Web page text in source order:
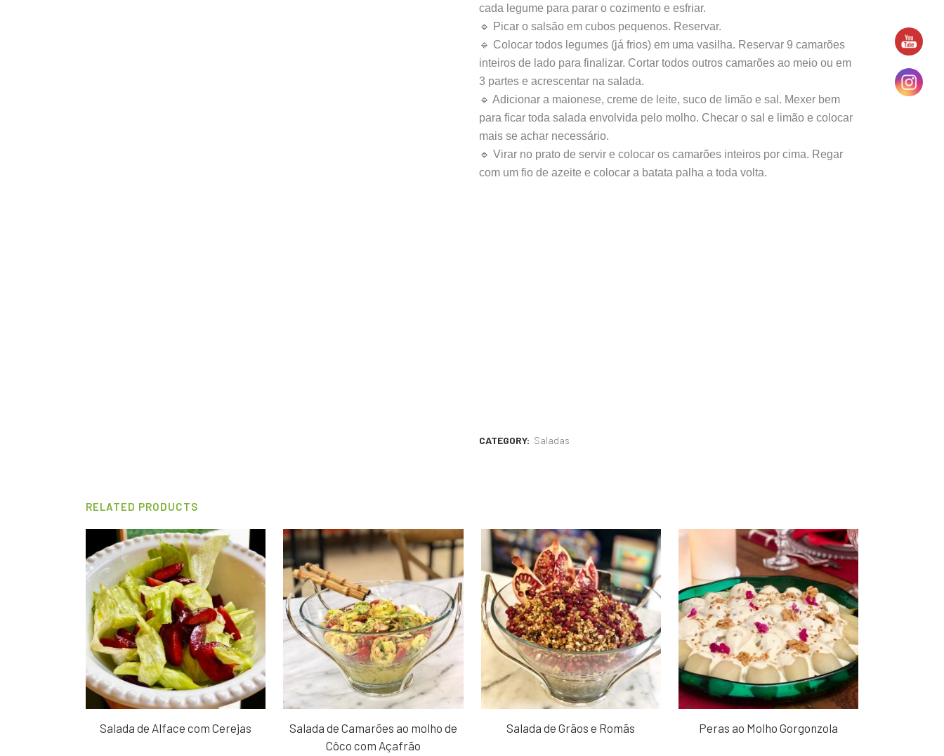
cada legume para parar o cozimento e esfriar.
🔹 Picar o salsão em cubos pequenos. Reservar.
🔹 Colocar todos legumes (já frios) em uma vasilha. Reservar 9 camarões
inteiros de lado para finalizar. Cortar todos outros camarões ao meio ou em
3 partes e acrescentar na salada.
🔹 Adicionar a maionese, creme de leite, suco de limão e sal. Mexer bem
para ficar toda salada envolvida pelo molho. Checar o sal e limão e colocar
mais se achar necessário.
🔹 Virar no prato de servir e colocar os camarões inteiros por cima. Regar
com um fio de azeite e colocar a batata palha a toda volta.
CATEGORY: Saladas
RELATED PRODUCTS
Salada de Alface com Cerejas
Salada de Camarões ao molho de
Côco com Açafrão
Salada de Grãos e Romãs Peras ao Molho Gorgonzola